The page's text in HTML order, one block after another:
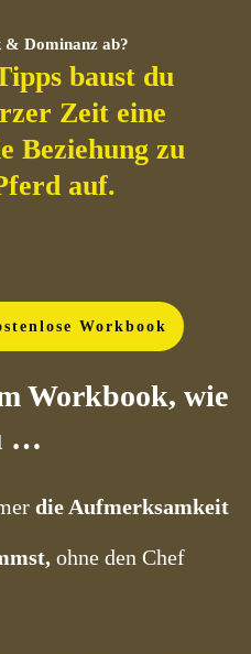
& Dominanz ab?
baust du
Zeit eine
Beziehung zu
auf.
Workbook
Workbook, wie
…
die Aufmerksamkeit
ohne den Chef